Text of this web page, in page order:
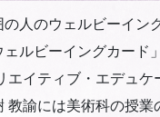
人のウェルビーイン
ルビーイングカード
エイティブ・エデュ
教諭には美術科の授